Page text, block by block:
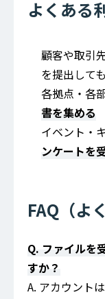
よくある
顧客や取引
を提出して
各拠点・各
書を集める
イベント・
ンケートを
FAQ（よ
Q. ファイルを
すか？
A. アカウント